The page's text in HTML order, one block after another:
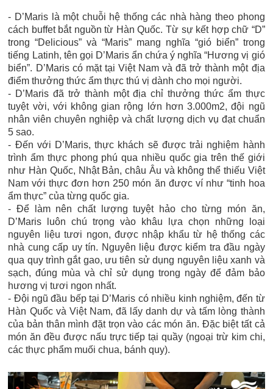
- D’Maris là một chuỗi hệ thống các nhà hàng theo phong
cách buffet bắt nguồn từ Hàn Quốc. Từ sự kết hợp chữ “D”
trong “Delicious” và “Maris” mang nghĩa “gió biển” trong
tiếng Latinh, tên gọi D’Maris ẩn chứa ý nghĩa “Hương vị gió
biển”. D’Maris có mặt tại Việt Nam và đã trở thành một địa
điểm thưởng thức ẩm thực thú vị dành cho mọi người.
- D’Maris đã trở thành một địa chỉ thưởng thức ẩm thực
tuyệt vời, với không gian rộng lớn hơn 3.000m2, đội ngũ
nhân viên chuyên nghiệp và chất lượng dịch vụ đạt chuẩn
5 sao.
- Đến với D’Maris, thực khách sẽ được trải nghiệm hành
trình ẩm thực phong phú qua nhiều quốc gia trên thế giới
như Hàn Quốc, Nhật Bản, châu Âu và không thể thiếu Việt
Nam với thực đơn hơn 250 món ăn được ví như “tinh hoa
ẩm thực” của từng quốc gia.
- Để làm nên chất lượng tuyệt hảo cho từng món ăn,
D’Maris luôn chú trọng vào khâu lựa chọn những loại
nguyên liệu tươi ngon, được nhập khẩu từ hệ thống các
nhà cung cấp uy tín. Nguyên liệu được kiểm tra đầu ngày
qua quy trình gắt gao, ưu tiên sử dụng nguyên liệu xanh và
sạch, đúng mùa và chỉ sử dụng trong ngày để đảm bảo
hương vị tươi ngon nhất.
- Đội ngũ đầu bếp tại D’Maris có nhiều kinh nghiệm, đến từ
Hàn Quốc và Việt Nam, đã lấy danh dự và tấm lòng thành
của bản thân mình đặt trọn vào các món ăn. Đặc biệt tất cả
món ăn đều được nấu trực tiếp tại quầy (ngoại trừ kim chi,
các thực phẩm muối chua, bánh quy).